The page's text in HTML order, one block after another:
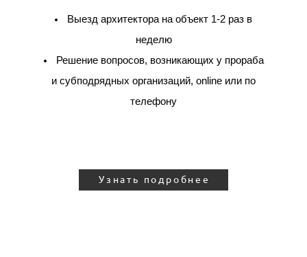
Выезд архитектора на объект 1-2 раз в
неделю
Решение вопросов, возникающих у прораба
и субподрядных организаций, online или по
телефону
Узнать подробнее